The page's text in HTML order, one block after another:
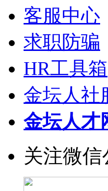
客服中心
求职防骗
HR工具箱
金坛人社
金坛人才
关注微信